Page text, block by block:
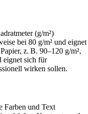
(g/m²)
bei 80 g/m² und eignet
z. B. 90–120 g/m²,
eignet sich für
wirken sollen.
Farben und Text